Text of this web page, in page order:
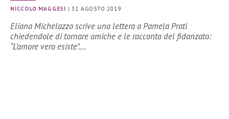
NICCOLO MAGGESI |31 AGOSTO 2019
Eliana Michelazzo scrive una lettera a Pamela Prati
chiedendole di tornare amiche e le racconta del fidanzato:
“L’amore vero esiste”.…